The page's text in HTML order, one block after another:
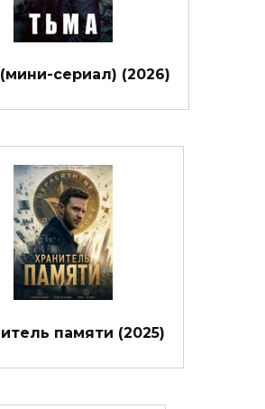
сериал) (2026)
памяти (2025)